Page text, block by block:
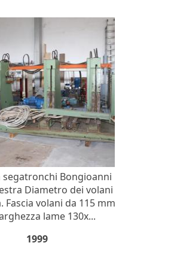
segatronchi Bongioanni
Diametro dei volani
Fascia volani da 115 mm
lame 130x...
1999